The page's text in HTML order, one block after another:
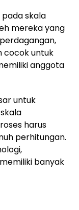
skala
mereka yang
cocok untuk
anggota
untuk
harus
perhitungan.
banyak